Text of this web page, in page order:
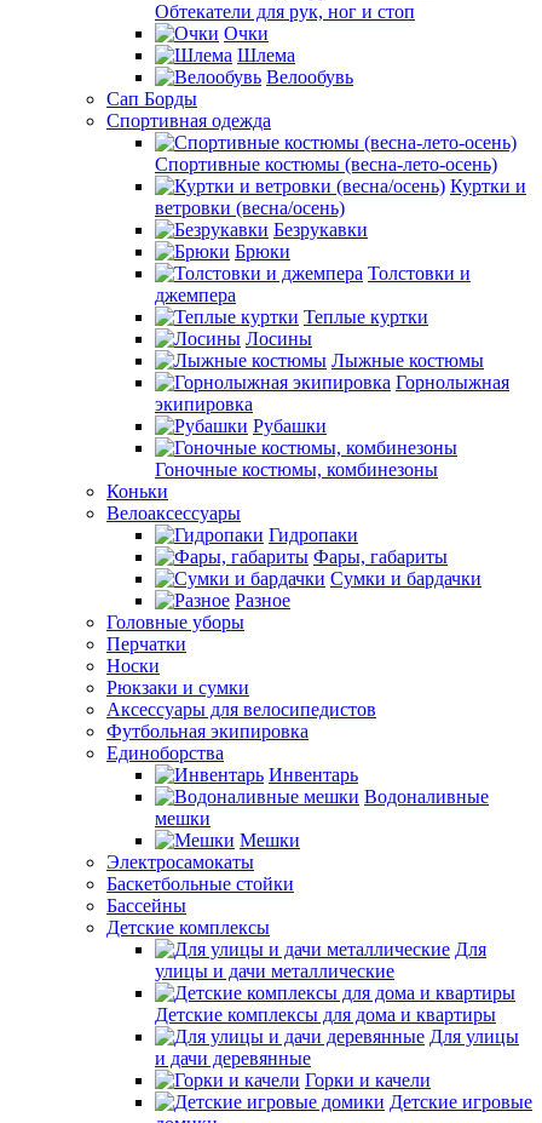
Обтекатели для рук, ног и стоп
Очки
Шлема
Велообувь
Сап Борды
Спортивная одежда
Спортивные костюмы (весна-лето-осень)
Куртки и
ветровки (весна/осень)
Безрукавки
Брюки
Толстовки и
джемпера
Теплые куртки
Лосины
Лыжные костюмы
Горнолыжная
экипировка
Рубашки
Гоночные костюмы, комбинезоны
Коньки
Велоаксессуары
Гидропаки
Фары, габариты
Сумки и бардачки
Разное
Головные уборы
Перчатки
Носки
Рюкзаки и сумки
Аксессуары для велосипедистов
Футбольная экипировка
Единоборства
Инвентарь
Водоналивные
мешки
Мешки
Электросамокаты
Баскетбольные стойки
Бассейны
Детские комплексы
Для
улицы и дачи металлические
Детские комплексы для дома и квартиры
Для улицы
и дачи деревянные
Горки и качели
Детские игровые